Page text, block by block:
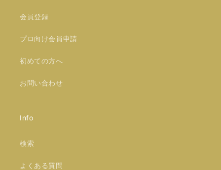
会員登録
プロ向け会員申請
初めての方へ
お問い合わせ
Info
検索
よくある質問